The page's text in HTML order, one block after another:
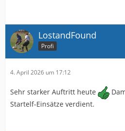
LostandFound
Profi
4. April 2026 um 17:12
Sehr starker Auftritt heute
Startelf-Einsätze verdient.